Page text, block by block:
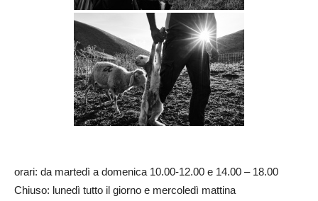
orari: da martedì a domenica 10.00-12.00 e 14.00 – 18.00
Chiuso: lunedì tutto il giorno e mercoledì mattina